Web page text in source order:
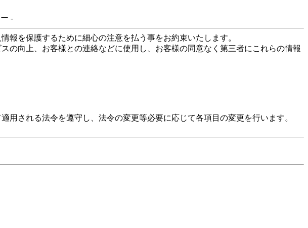
-
報を保護するために細心の注意を払う事をお約束いたします。
の向上、お客様との連絡などに使用し、お客様の同意なく第三者にこれらの情報
される法令を遵守し、法令の変更等必要に応じて各項目の変更を行います。